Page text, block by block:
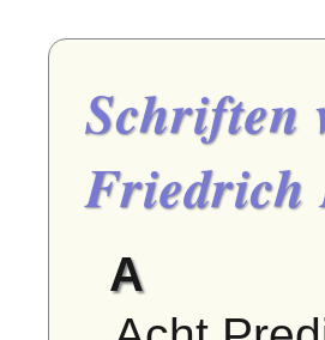
Schriften
Friedrich
A